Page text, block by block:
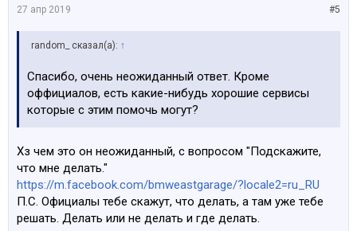
#5
27 апр 2019
random_ сказал(а): ↑
Спасибо, очень неожиданный ответ. Кроме
оффициалов, есть какие-нибудь хорошие сервисы
которые с этим помочь могут?
Хз чем это он неожиданный, с вопросом "Подскажите,
что мне делать."
https://m.facebook.com/bmweastgarage/?locale2=ru_RU
П.С. Официалы тебе скажут, что делать, а там уже тебе
решать. Делать или не делать и где делать.